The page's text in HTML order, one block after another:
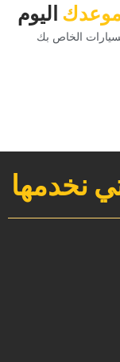
‏اليوم‏
الخاص بك‏
نخدمها